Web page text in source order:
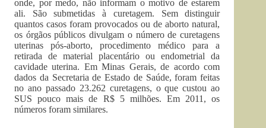
onde, por medo, não informam o motivo de estarem
ali. São submetidas à curetagem. Sem distinguir
quantos casos foram provocados ou de aborto natural,
os órgãos públicos divulgam o número de curetagens
uterinas pós-aborto, procedimento médico para a
retirada de material placentário ou endometrial da
cavidade uterina. Em Minas Gerais, de acordo com
dados da Secretaria de Estado de Saúde, foram feitas
no ano passado 23.262 curetagens, o que custou ao
SUS pouco mais de R$ 5 milhões. Em 2011, os
números foram similares.